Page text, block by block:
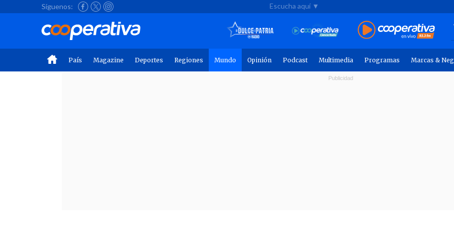
Síguenos: Escucha aquí ▼
País Magazine Deportes Regiones Mundo Opinión Podcast Multimedia Programas Marcas &